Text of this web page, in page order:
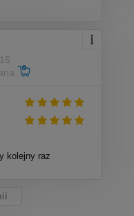
kolejny raz